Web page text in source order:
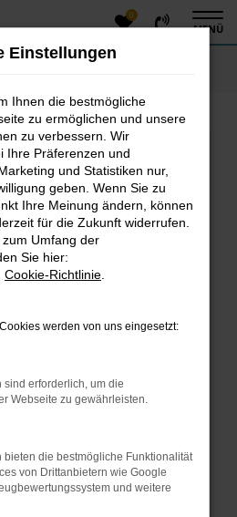
0
MENÜ
Error
aufgetreten.
die dir helfen können:
und deine
zum Beispiel deine
Seiten verhindern.
in einem anderen Browser
Fenster?
helfen, vorübergehende
dein Browser und dein
dem neuesten Stand sind.
Einstellungen
Ihnen die bestmögliche
zu ermöglichen und unsere
zu verbessern. Wir
Ihre Präferenzen und
und Statistiken nur,
geben. Wenn Sie zu
Ihre Meinung ändern, können
für die Zukunft widerrufen.
Umfang der
Sie hier:
Cookie-Richtlinie
werden von uns eingesetzt:
sind erforderlich, um die
Webseite zu gewährleisten.
bieten die bestmögliche Funktionalität
von Drittanbietern wie Google
und weitere